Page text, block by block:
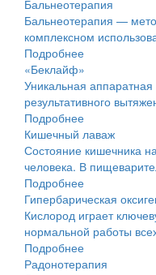
Бальнеотерапия
Бальнеотерапия —
комплексном
Подробнее
«Беклайф»
Уникальная
результативного
Подробнее
Кишечный лаваж
Состояние кишечника
человека. В
Подробнее
Гипербарическая
Кислород играет
нормальной работы
Подробнее
Радонотерапия